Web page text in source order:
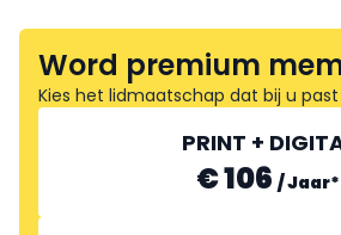
Word premium
Kies het lidmaatschap dat bij u past
PRINT +
€ 106 /Jaar*